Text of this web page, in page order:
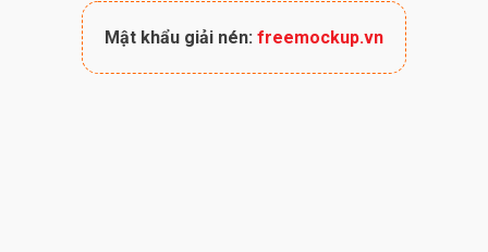
Mật khẩu giải nén: freemockup.vn